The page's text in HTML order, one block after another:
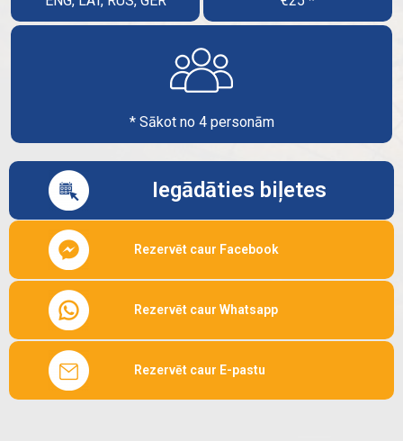
* Sākot no 4 personām
Iegādāties biļetes
Rezervēt caur Facebook
Rezervēt caur Whatsapp
Rezervēt caur E-pastu